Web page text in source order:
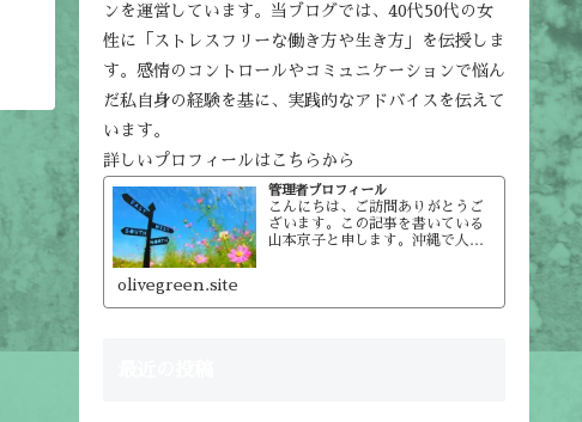
ンを運営しています。当ブログでは、40代50代の女
性に「ストレスフリーな働き方や生き方」を伝授しま
す。感情のコントロールやコミュニケーションで悩ん
だ私自身の経験を基に、実践的なアドバイスを伝えて
います。
詳しいプロフィールはこちらから
管理者プロフィール
こんにちは、ご訪問ありがとうご
ざいます。この記事を書いている
山本京子と申します。沖縄で人材
ーン取締役社長。主に企業・団体
olivegreen.site